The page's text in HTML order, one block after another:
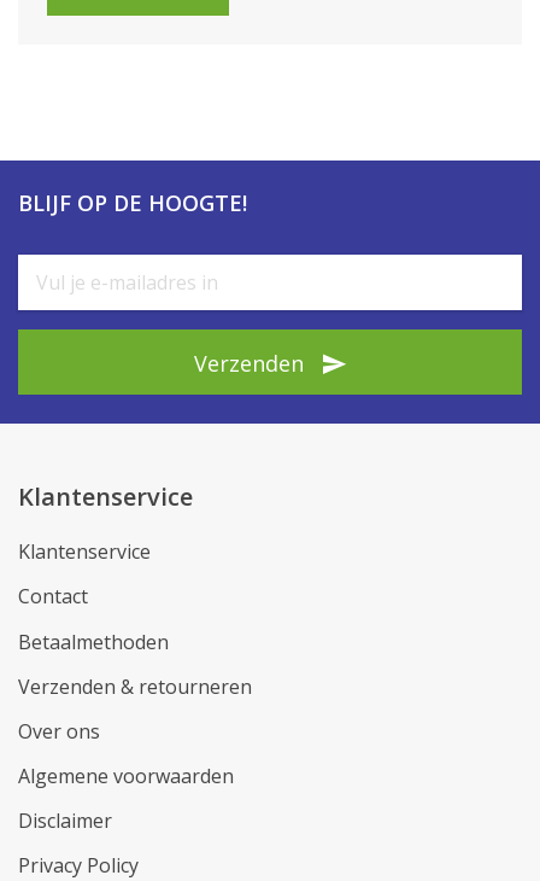
BLIJF OP DE HOOGTE!
Verzenden
Klantenservice
Klantenservice
Contact
Betaalmethoden
Verzenden & retourneren
Over ons
Algemene voorwaarden
Disclaimer
Privacy Policy